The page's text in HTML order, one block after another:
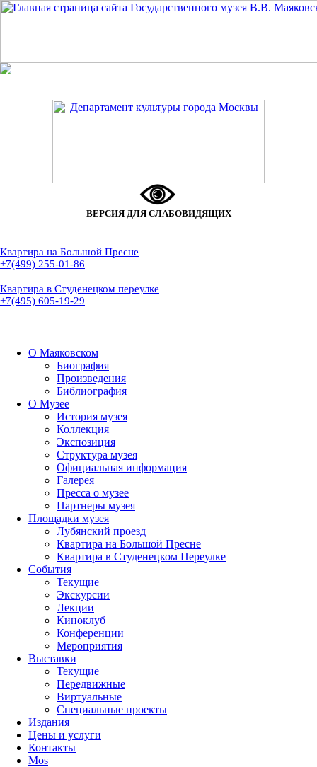
ВЕРСИЯ ДЛЯ СЛАБОВИДЯЩИХ
Квартира на Большой Пресне
+7(499) 255-01-86
Квартира в Студенецком переулке
+7(495) 605-19-29
О Маяковском
Биография
Произведения
Библиография
О Музее
История музея
Коллекция
Экспозиция
Структура музея
Официальная информация
Галерея
Пресса о музее
Партнеры музея
Площадки музея
Лубянский проезд
Квартира на Большой Пресне
Квартира в Студенецком Переулке
События
Текущие
Экскурсии
Лекции
Киноклуб
Конференции
Мероприятия
Выставки
Текущие
Передвижные
Виртуальные
Специальные проекты
Издания
Цены и услуги
Контакты
Mos